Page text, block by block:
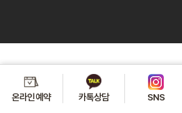
온라인예약 카톡상담 SNS